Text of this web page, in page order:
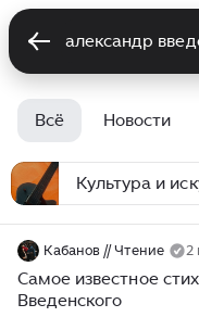
Всё Новости
Культура и
Кабанов // Чтение 2
Самое известное
Введенского